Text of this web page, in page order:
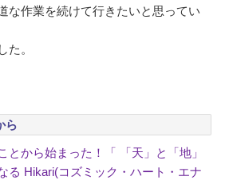
な作業を続けて行きたいと思ってい
た。
ら
とから始まった！「 「天」と「地」
る Hikari(コズミック・ハート・エナ